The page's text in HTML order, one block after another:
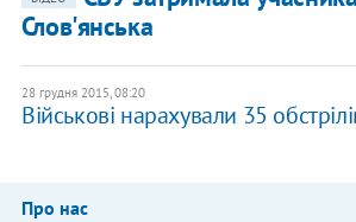
Слов'янська
28 грудня 2015, 08:20
Військові нарахували 35
Про нас